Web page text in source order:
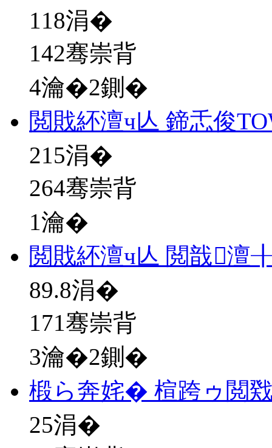
118涓�
142骞崇背
4瀹�2鍘�
閲戝紑澶ч亾 鍗忎俊
215涓�
264骞崇背
1瀹�
閲戝紑澶ч亾 閲戠澶
89.8涓�
171骞崇背
3瀹�2鍘�
椴ら奔姹� 楦跨ゥ閲
25涓�